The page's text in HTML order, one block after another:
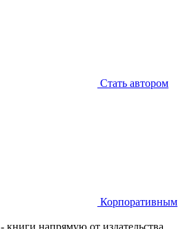
Стать автором
Корпоративным
- книги напрямую от издательства